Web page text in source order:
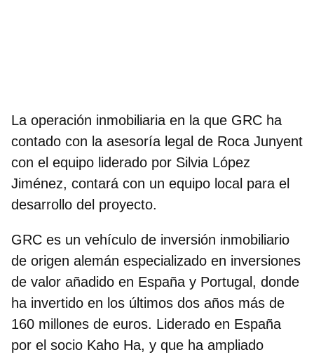
La operación inmobiliaria en la que GRC ha
contado con la asesoría legal de Roca Junyent
con el equipo liderado por Silvia López
Jiménez, contará con un equipo local para el
desarrollo del proyecto.
GRC es un vehículo de inversión inmobiliario
de origen alemán especializado en inversiones
de valor añadido en España y Portugal, donde
ha invertido en los últimos dos años más de
160 millones de euros. Liderado en España
por el socio Kaho Ha, y que ha ampliado